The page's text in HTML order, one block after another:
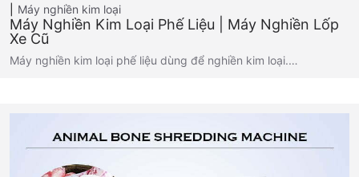
Máy nghiền kim loại
Máy Nghiền Kim Loại Phế Liệu | Máy Nghiền Lốp
Xe Cũ
Máy nghiền kim loại phế liệu dùng để nghiền kim loại.…